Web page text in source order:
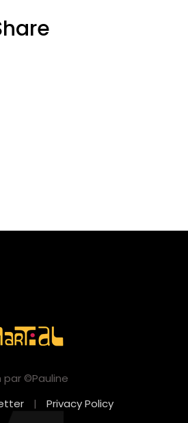
©Pauline
| Privacy Policy